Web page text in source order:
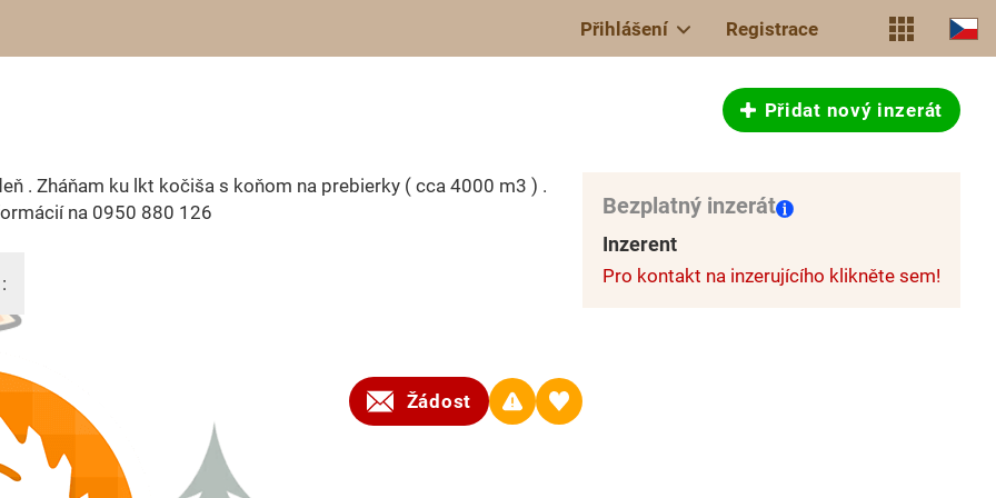
Přihlášení Registrace
Přidat nový inzerát
. Zháňam ku lkt kočiša s koňom na prebierky ( cca 4000 m3 ) .
na 0950 880 126
Žádost
Bezplatný inzerát
Inzerent
Pro kontakt na inzerujícího klikněte sem!